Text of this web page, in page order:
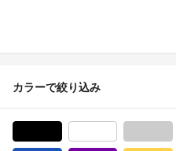
カラーで絞り込み